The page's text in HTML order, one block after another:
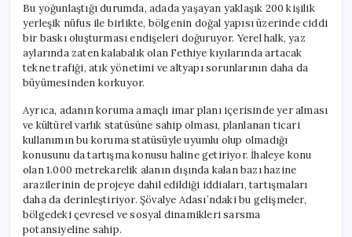
Bu yoğunlaştığı durumda, adada yaşayan yaklaşık 200 kişilik
yerleşik nüfus ile birlikte, bölgenin doğal yapısı üzerinde ciddi
bir baskı oluşturması endişeleri doğuruyor. Yerel halk, yaz
aylarında zaten kalabalık olan Fethiye kıyılarında artacak
tekne trafiği, atık yönetimi ve altyapı sorunlarının daha da
büyümesinden korkuyor.
Ayrıca, adanın koruma amaçlı imar planı içerisinde yer alması
ve kültürel varlık statüsüne sahip olması, planlanan ticari
kullanımın bu koruma statüsüyle uyumlu olup olmadığı
konusunu da tartışma konusu haline getiriyor. İhaleye konu
olan 1.000 metrekarelik alanın dışında kalan bazı hazine
arazilerinin de projeye dahil edildiği iddiaları, tartışmaları
daha da derinleştiriyor. Şövalye Adası’ndaki bu gelişmeler,
bölgedeki çevresel ve sosyal dinamikleri sarsma
potansiyeline sahip.